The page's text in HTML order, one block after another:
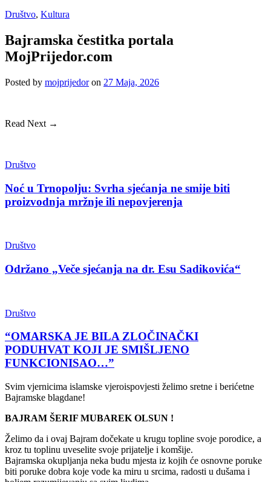
Društvo, Kultura
Bajramska čestitka portala
MojPrijedor.com
Posted by mojprijedor on 27 Maja, 2026
Read Next →
Društvo
Noć u Trnopolju: Svrha sjećanja ne smije biti
proizvodnja mržnje ili nepovjerenja
Društvo
Održano „Veče sjećanja na dr. Esu Sadikovića“
Društvo
“OMARSKA JE BILA ZLOČINAČKI
PODUHVAT KOJI JE SMIŠLJENO
FUNKCIONISAO…”
Svim vjernicima islamske vjeroispovjesti želimo sretne i berićetne
Bajramske blagdane!
BAJRAM ŠERIF MUBAREK OLSUN !
Želimo da i ovaj Bajram dočekate u krugu topline svoje porodice, a
kroz tu toplinu uveselite svoje prijatelje i komšije.
Bajramska okupljanja neka budu mjesta iz kojih će osnovne poruke
biti poruke dobra koje vode ka miru u srcima, radosti u dušama i